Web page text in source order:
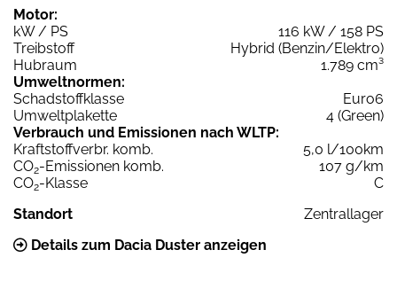
Motor:
kW / PS
116 kW / 158 PS
Treibstoff
Hybrid (Benzin/Elektro)
Hubraum
1.789 cm³
Umweltnormen:
Schadstoffklasse
Euro6
Umweltplakette
4 (Green)
Verbrauch und Emissionen nach WLTP:
Kraftstoffverbr. komb.
5,0 l/100km
CO2-Emissionen komb.
107 g/km
CO2-Klasse
C
Standort
Zentrallager
Details zum Dacia Duster anzeigen